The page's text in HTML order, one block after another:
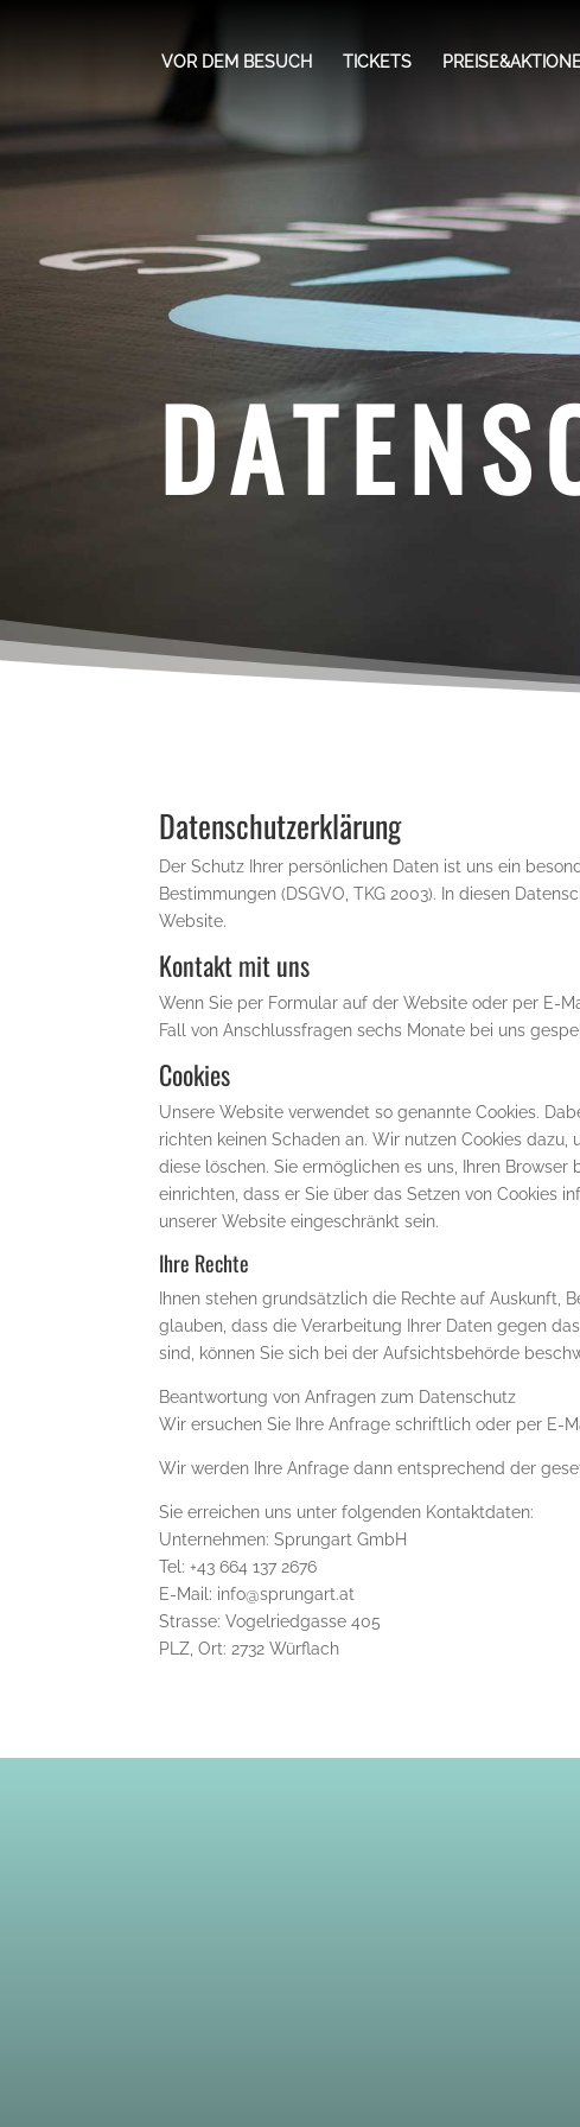
VOR DEM BESUCH TICKETS
Datenschutzerklärung
Der Schutz Ihrer persönlichen Daten ist uns ein
Bestimmungen (DSGVO, TKG 2003). In diesen
Website.
Kontakt mit uns
Wenn Sie per Formular auf der Website oder per E-
Fall von Anschlussfragen sechs Monate bei uns
Cookies
Unsere Website verwendet so genannte Cookies.
richten keinen Schaden an. Wir nutzen Cookies
diese löschen. Sie ermöglichen es uns, Ihren
einrichten, dass er Sie über das Setzen von Cookies
unserer Website eingeschränkt sein.
Ihre Rechte
Ihnen stehen grundsätzlich die Rechte auf Auskunft,
glauben, dass die Verarbeitung Ihrer Daten gegen
sind, können Sie sich bei der Aufsichtsbehörde
Beantwortung von Anfragen zum Datenschutz
Wir ersuchen Sie Ihre Anfrage schriftlich oder per E-
Wir werden Ihre Anfrage dann entsprechend der
Sie erreichen uns unter folgenden Kontaktdaten:
Unternehmen: Sprungart GmbH
Tel: +43 664 137 2676
E-Mail: info@sprungart.at
Strasse: Vogelriedgasse 405
PLZ, Ort: 2732 Würflach